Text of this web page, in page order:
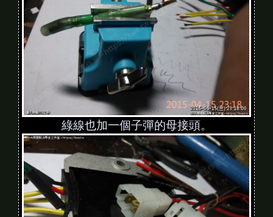
綠線也加一個子彈的母接頭。